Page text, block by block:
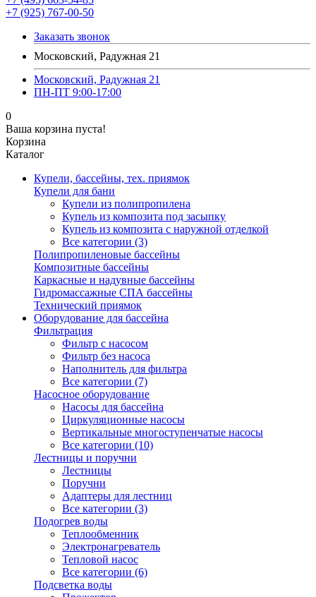
+7 (925) 767-00-50
Заказать звонок
Московский, Радужная 21
Московский, Радужная 21
ПН-ПТ 9:00-17:00
0
Ваша корзина пуста!
Корзина
Каталог
Купели, бассейны, тех. приямок
Купели для бани
Купели из полипропилена
Купель из композита под засыпку
Купель из композита с наружной отделкой
Все категории (3)
Полипропиленовые бассейны
Композитные бассейны
Каркасные и надувные бассейны
Гидромассажные СПА бассейны
Технический приямок
Оборудование для бассейна
Фильтрация
Фильтр с насосом
Фильтр без насоса
Наполнитель для фильтра
Все категории (7)
Насосное оборудование
Насосы для бассейна
Циркуляционные насосы
Вертикальные многоступенчатые насосы
Все категории (10)
Лестницы и поручни
Лестницы
Поручни
Адаптеры для лестниц
Все категории (3)
Подогрев воды
Теплообменник
Электронагреватель
Тепловой насос
Все категории (6)
Подсветка воды